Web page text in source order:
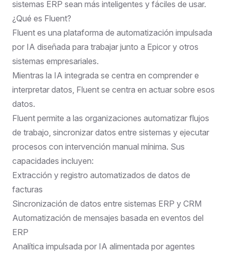
sistemas ERP sean más inteligentes y fáciles de usar.
¿Qué es Fluent?
Fluent es una plataforma de automatización impulsada
por IA diseñada para trabajar junto a Epicor y otros
sistemas empresariales.
Mientras la IA integrada se centra en comprender e
interpretar datos, Fluent se centra en actuar sobre esos
datos.
Fluent permite a las organizaciones automatizar flujos
de trabajo, sincronizar datos entre sistemas y ejecutar
procesos con intervención manual mínima. Sus
capacidades incluyen:
Extracción y registro automatizados de datos de
facturas
Sincronización de datos entre sistemas ERP y CRM
Automatización de mensajes basada en eventos del
ERP
Analítica impulsada por IA alimentada por agentes